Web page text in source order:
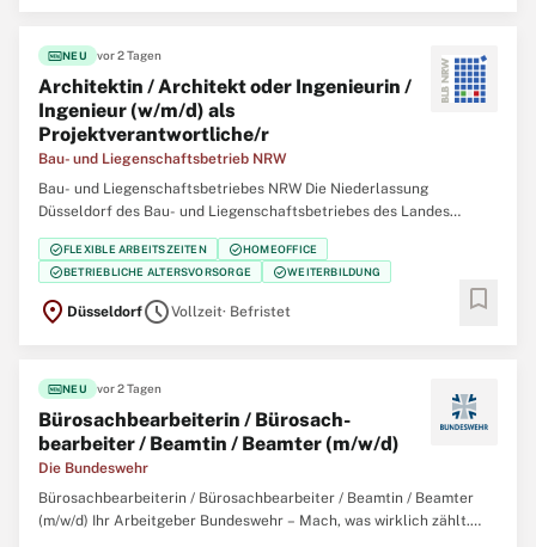
fiber_newNEU vor 2 Tagen
Architektin / Architekt oder Ingenieurin /
Ingenieur (w/m/d) als
Projektverantwortliche/r
Bau- und Liegenschaftsbetrieb NRW
Bau- und Liegenschaftsbetriebes NRW Die Niederlassung
Düsseldorf des Bau- und Liegenschaftsbetriebes des Landes
Nordrhein‑Westfalen (BLB NRW) sucht zum nächstmöglichen
Zeitpunkt für die Immobilienmanagementabteilung Finanzen
eine/einen Architektin / Architekten oder Ingenieurin /
check_circleFLEXIBLE ARBEITSZEITEN check_circleHOMEOFFICE
check_circleBETRIEBLICHE ALTERSVORSORGE check_circleWEITERBILDUNG
location_on DüsseldorfscheduleVollzeit· Befristet bookmark
fiber_newNEU vor 2 Tagen
Büro­sach­bearbeiterin / Büro­sach­
bearbeiter / Beamtin / Beamter (m/w/d)
Die Bundeswehr
Bürosachbearbeiterin / Bürosachbearbeiter / Beamtin / Beamter
(m/w/d) Ihr Arbeitgeber Bundeswehr – Mach, was wirklich zählt.